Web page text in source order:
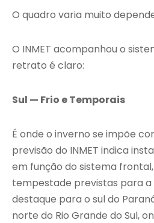
O quadro varia muito
O INMET acompanhou o
retrato é claro:
Sul — Frio e Temporais
É onde o inverno se impõe
previsão do INMET indica
em função do sistema
tempestade previstas para a
destaque para o sul do
norte do Rio Grande do Sul,